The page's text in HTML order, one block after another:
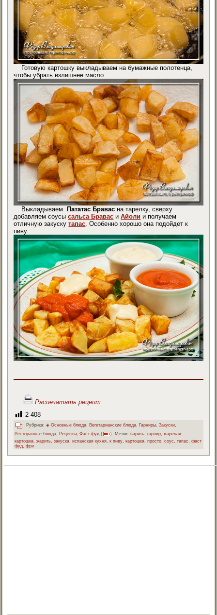
Готовую картошку выкладываем на бумажные полотенца,
чтобы убрать излишнее масло.
ВыкладываемПататас Бравас на тарелку, сверху
добавляем соусысальса Бравас иАйоли и получаем
отличную закускутапас . Особенно хорошо она подойдет к
пиву.
Распечатать рецепт
2 408
Рубрика: ◈ Основные блюда, Вегетарианские блюда, Гарниры,Закуски,
Ресторанные блюда, Рецепты,Фаст фуд Метки: варить,гарнир,жареная
картошка,жарить,закуска,испанская кухня,к пиву,картошка,просто,соус,тапас,фаст
фуд,фри